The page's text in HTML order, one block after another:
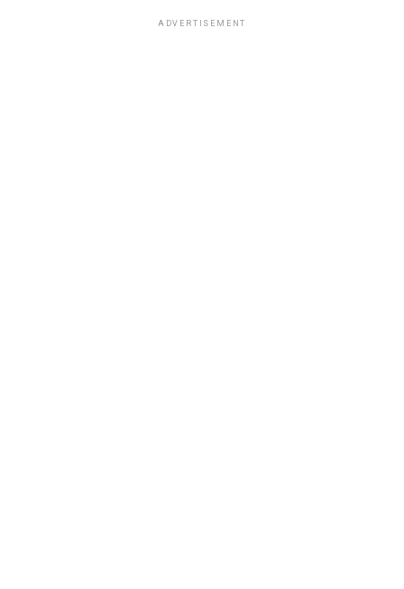
(Recuerda dar clic en la imagen)
ADVERTISEMENT